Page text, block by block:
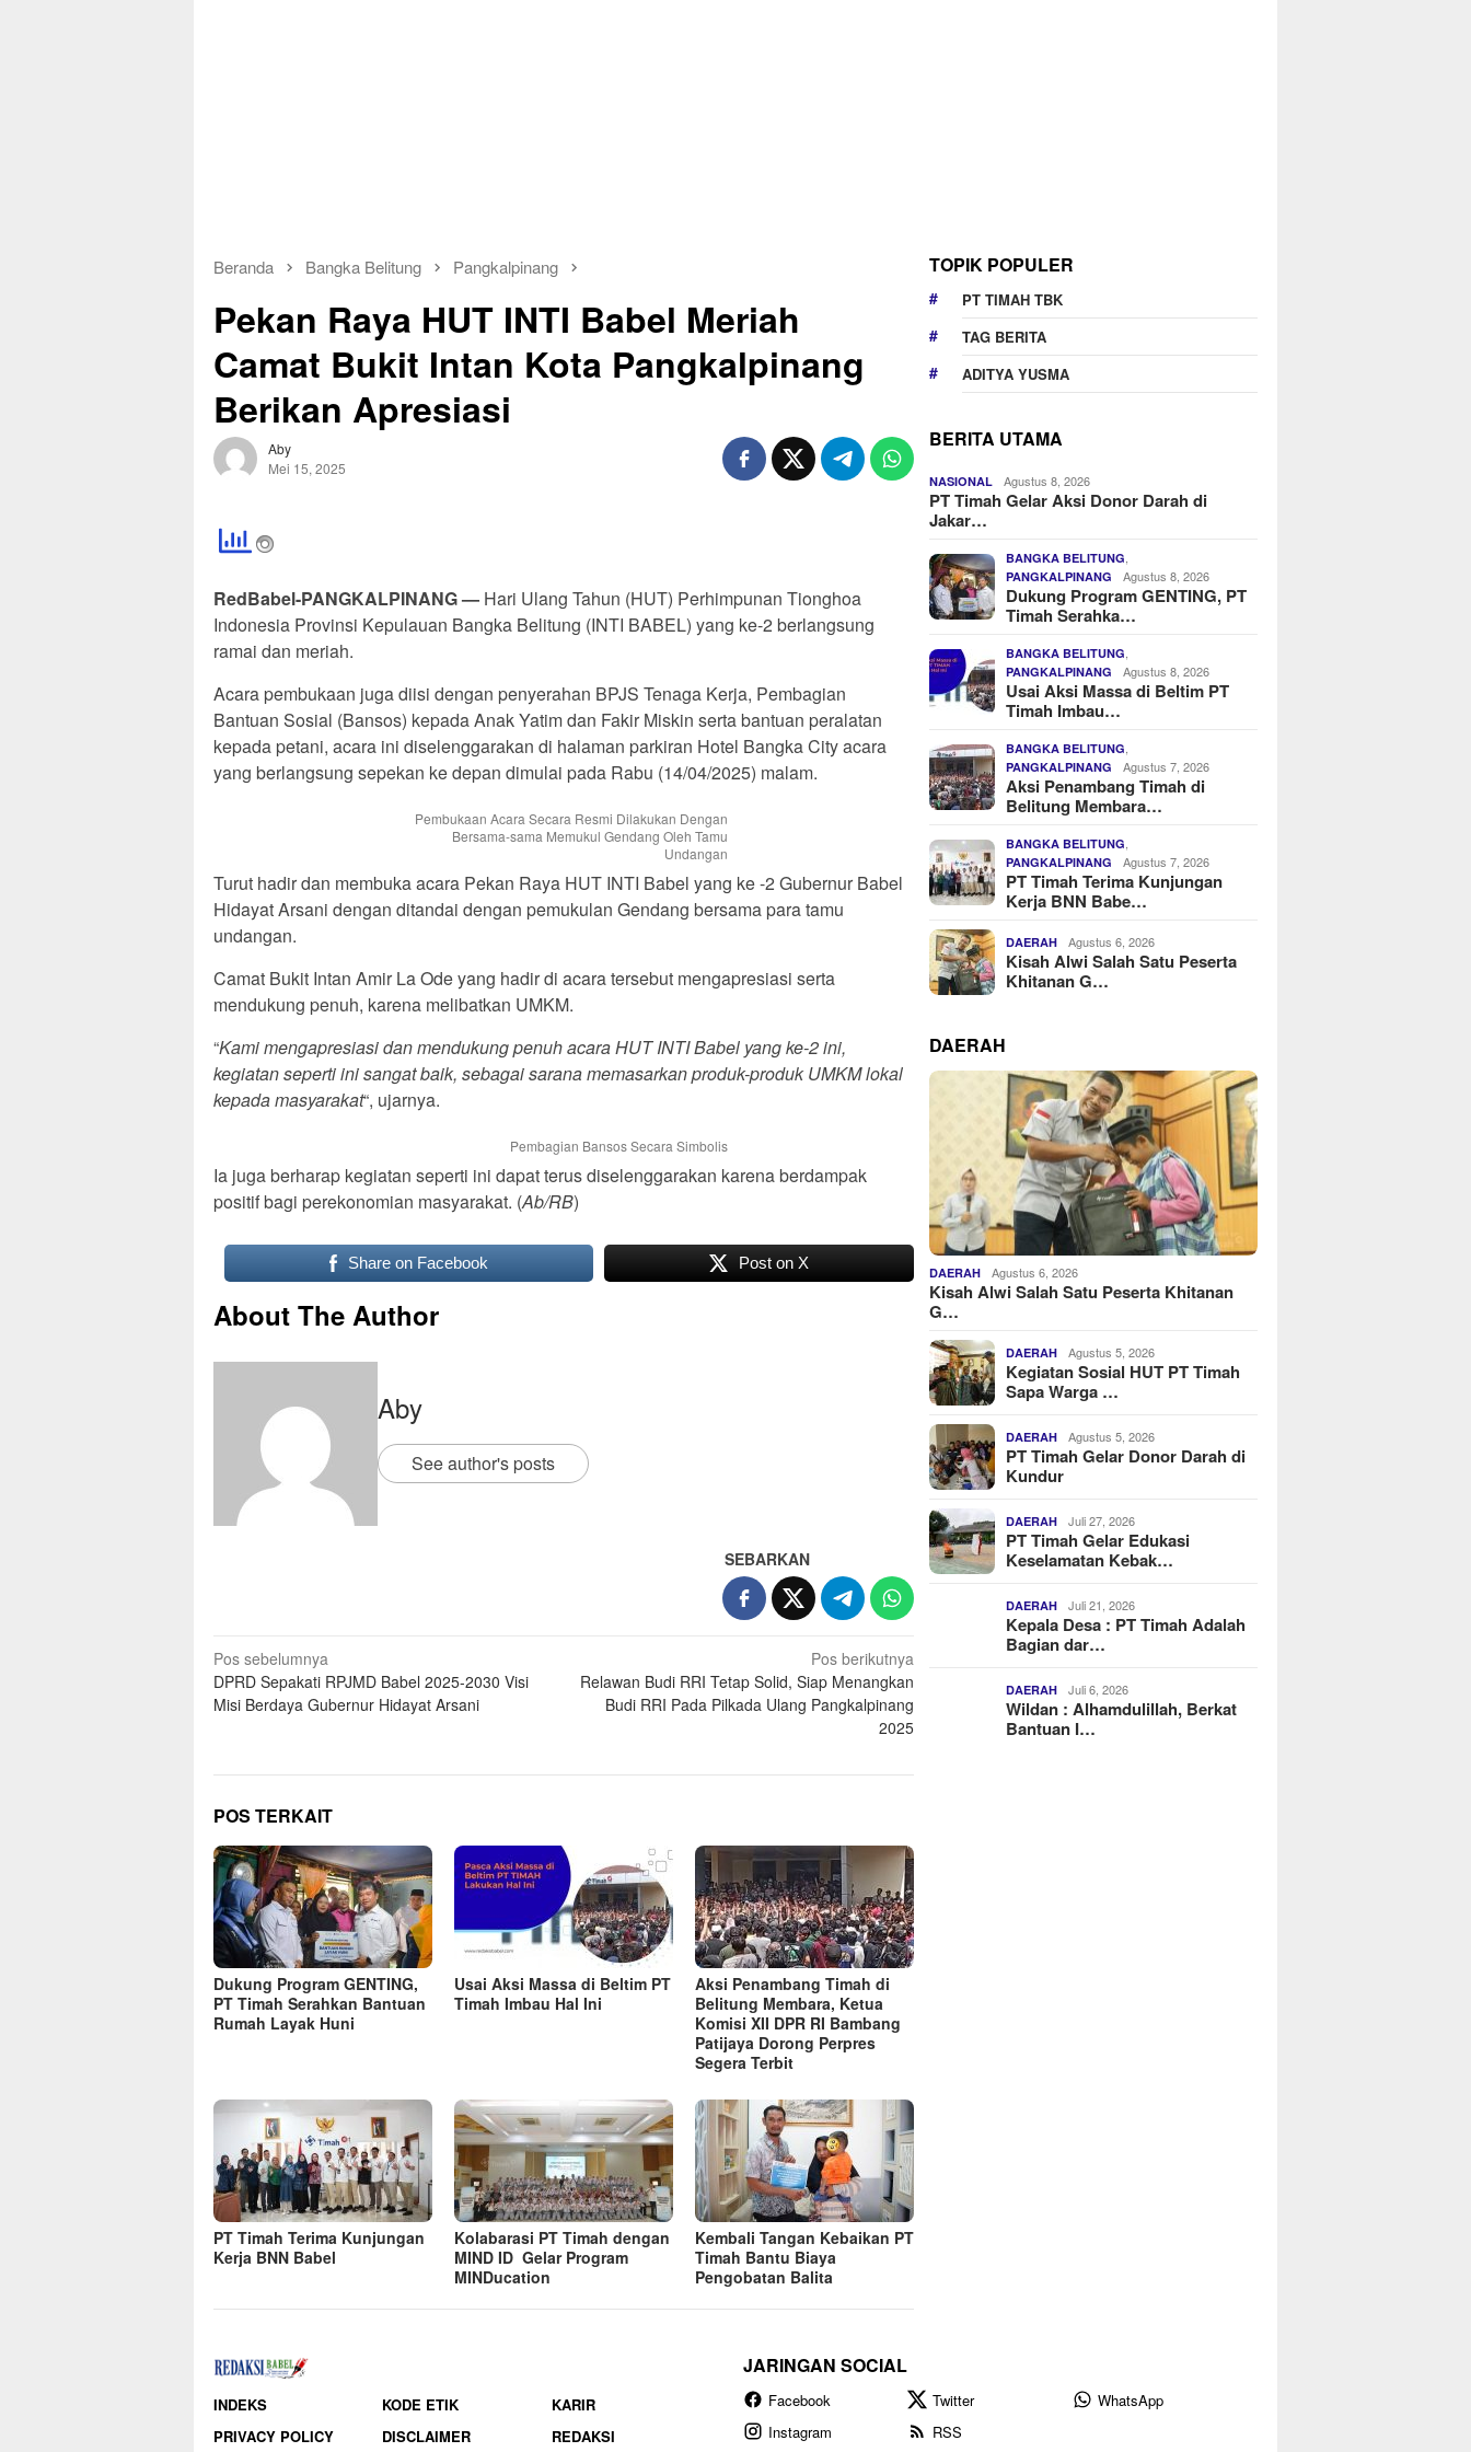
Beranda Bangka Belitung Pangkalpinang
Pekan Raya HUT INTI Babel Meriah
Camat Bukit Intan Kota Pangkalpinang
Berikan Apresiasi
Aby
Mei 15, 2025
RedBabel-PANGKALPINANG — Hari Ulang Tahun (HUT) Perhimpunan Tionghoa
Indonesia Provinsi Kepulauan Bangka Belitung (INTI BABEL) yang ke-2 berlangsung
ramai dan meriah.
Acara pembukaan juga diisi dengan penyerahan BPJS Tenaga Kerja, Pembagian
Bantuan Sosial (Bansos) kepada Anak Yatim dan Fakir Miskin serta bantuan peralatan
kepada petani, acara ini diselenggarakan di halaman parkiran Hotel Bangka City acara
yang berlangsung sepekan ke depan dimulai pada Rabu (14/04/2025) malam.
Pembukaan Acara Secara Resmi Dilakukan Dengan
Bersama-sama Memukul Gendang Oleh Tamu
Undangan
Turut hadir dan membuka acara Pekan Raya HUT INTI Babel yang ke -2 Gubernur Babel
Hidayat Arsani dengan ditandai dengan pemukulan Gendang bersama para tamu
undangan.
Camat Bukit Intan Amir La Ode yang hadir di acara tersebut mengapresiasi serta
mendukung penuh, karena melibatkan UMKM.
“Kami mengapresiasi dan mendukung penuh acara HUT INTI Babel yang ke-2 ini,
kegiatan seperti ini sangat baik, sebagai sarana memasarkan produk-produk UMKM lokal
kepada masyarakat“, ujarnya.
Pembagian Bansos Secara Simbolis
Ia juga berharap kegiatan seperti ini dapat terus diselenggarakan karena berdampak
positif bagi perekonomian masyarakat. (Ab/RB)
Share on Facebook Post on X
About The Author
Aby
See author's posts
SEBARKAN
Pos sebelumnya
DPRD Sepakati RPJMD Babel 2025-2030 Visi
Misi Berdaya Gubernur Hidayat Arsani
Pos berikutnya
Relawan Budi RRI Tetap Solid, Siap Menangkan
Budi RRI Pada Pilkada Ulang Pangkalpinang
2025
POS TERKAIT
Dukung Program GENTING,
PT Timah Serahkan Bantuan
Rumah Layak Huni
Usai Aksi Massa di Beltim PT
Timah Imbau Hal Ini
Aksi Penambang Timah di
Belitung Membara, Ketua
Komisi XII DPR RI Bambang
Patijaya Dorong Perpres
Segera Terbit
PT Timah Terima Kunjungan
Kerja BNN Babel
Kolabarasi PT Timah dengan
MIND ID Gelar Program
MINDucation
Kembali Tangan Kebaikan PT
Timah Bantu Biaya
Pengobatan Balita
TOPIK POPULER
PT TIMAH TBK
TAG BERITA
ADITYA YUSMA
BERITA UTAMA
NASIONAL Agustus 8, 2026
PT Timah Gelar Aksi Donor Darah di
Jakar…
BANGKA BELITUNG
PANGKALPINANG Agustus 8, 2026
Dukung Program GENTING, PT
Timah Serahka…
BANGKA BELITUNG
PANGKALPINANG Agustus 8, 2026
Usai Aksi Massa di Beltim PT
Timah Imbau…
BANGKA BELITUNG
PANGKALPINANG Agustus 7, 2026
Aksi Penambang Timah di
Belitung Membara…
BANGKA BELITUNG
PANGKALPINANG Agustus 7, 2026
PT Timah Terima Kunjungan
Kerja BNN Babe…
DAERAH Agustus 6, 2026
Kisah Alwi Salah Satu Peserta
Khitanan G…
DAERAH
DAERAH Agustus 6, 2026
Kisah Alwi Salah Satu Peserta Khitanan
G…
DAERAH Agustus 5, 2026
Kegiatan Sosial HUT PT Timah
Sapa Warga …
DAERAH Agustus 5, 2026
PT Timah Gelar Donor Darah di
Kundur
DAERAH Juli 27, 2026
PT Timah Gelar Edukasi
Keselamatan Kebak…
DAERAH Juli 21, 2026
Kepala Desa : PT Timah Adalah
Bagian dar…
DAERAH Juli 6, 2026
Wildan : Alhamdulillah, Berkat
Bantuan I…
INDEKS KODE ETIK
KARIR
PRIVACY POLICY
DISCLAIMER REDAKSI
JARINGAN SOCIAL
Facebook Twitter
WhatsApp
Instagram
RSS